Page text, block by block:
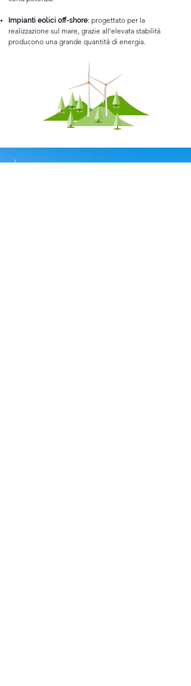
Impianti eolici off-shore: progettato per la
realizzazione sul mare, grazie all'elevata stabilità
producono una grande quantità di energia.